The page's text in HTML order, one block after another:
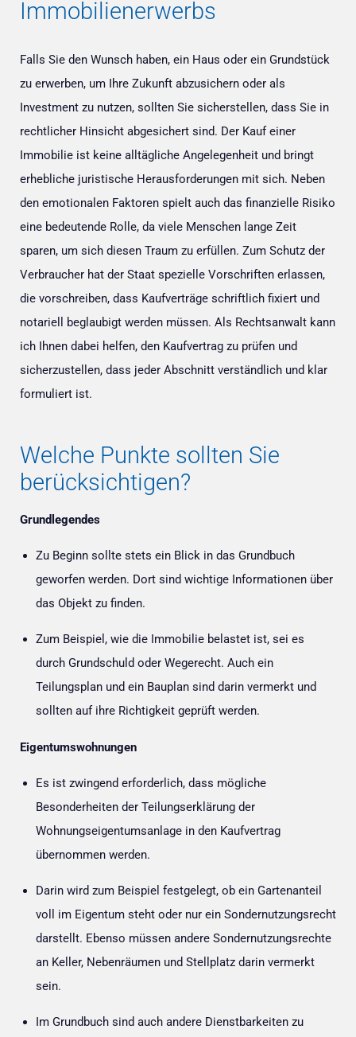
Immobilienerwerbs
Falls Sie den Wunsch haben, ein Haus oder ein Grundstück
zu erwerben, um Ihre Zukunft abzusichern oder als
Investment zu nutzen, sollten Sie sicherstellen, dass Sie in
rechtlicher Hinsicht abgesichert sind. Der Kauf einer
Immobilie ist keine alltägliche Angelegenheit und bringt
erhebliche juristische Herausforderungen mit sich. Neben
den emotionalen Faktoren spielt auch das finanzielle Risiko
eine bedeutende Rolle, da viele Menschen lange Zeit
sparen, um sich diesen Traum zu erfüllen. Zum Schutz der
Verbraucher hat der Staat spezielle Vorschriften erlassen,
die vorschreiben, dass Kaufverträge schriftlich fixiert und
notariell beglaubigt werden müssen. Als Rechtsanwalt kann
ich Ihnen dabei helfen, den Kaufvertrag zu prüfen und
sicherzustellen, dass jeder Abschnitt verständlich und klar
formuliert ist.
Welche Punkte sollten Sie
berücksichtigen?
Grundlegendes
Zu Beginn sollte stets ein Blick in das Grundbuch
geworfen werden. Dort sind wichtige Informationen über
das Objekt zu finden.
Zum Beispiel, wie die Immobilie belastet ist, sei es
durch Grundschuld oder Wegerecht. Auch ein
Teilungsplan und ein Bauplan sind darin vermerkt und
sollten auf ihre Richtigkeit geprüft werden.
Eigentumswohnungen
Es ist zwingend erforderlich, dass mögliche
Besonderheiten der Teilungserklärung der
Wohnungseigentumsanlage in den Kaufvertrag
übernommen werden.
Darin wird zum Beispiel festgelegt, ob ein Gartenanteil
voll im Eigentum steht oder nur ein Sondernutzungsrecht
darstellt. Ebenso müssen andere Sondernutzungsrechte
an Keller, Nebenräumen und Stellplatz darin vermerkt
sein.
Im Grundbuch sind auch andere Dienstbarkeiten zu